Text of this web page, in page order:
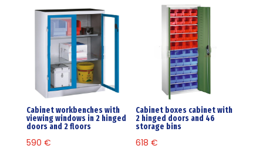
Cabinet workbenches with
viewing windows in 2 hinged
doors and 2 floors
590 €
Cabinet boxes cabinet with
2 hinged doors and 46
storage bins
618€